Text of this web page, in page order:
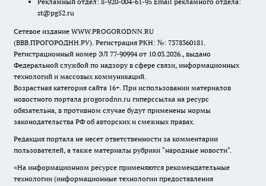
st@pg52.ru
Сетевое издание WWW.PROGORODNN.RU
(ВВВ.ПРОГОРОДНН.РУ). Регистрация РКН: №: 7378360181.
Регистрационный номер ЭЛ 77-90994 от 10.03.2026., выдано
Федеральной службой по надзору в сфере связи, информационных
технологий и массовых коммуникаций.
Возрастная категория сайта 16+. При использовании материалов
новостного портала progorodnn.ru гиперссылка на ресурс
обязательна, в противном случае будут применены нормы
законодательства РФ об авторских и смежных правах.
Редакция портала не несет ответственности за комментарии
пользователей, а также материалы рубрики "народные новости".
«На информационном ресурсе применяются рекомендательные
технологии (информационные технологии предоставления